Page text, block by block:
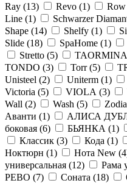
Ray (13) Revo (1)
Line (1) Schwarzer
Shape (14) Shelfy (1)
Slide (18) SpaHome (1)
Stretto (5)
TONDO (3) Torr (5)
Unisteel (2) Uniterm (1)
Victoria (5) VIOLA (3)
Wall (2) Wash (5)
Аванти (1) АЛИСА
боковая (6) БЬЯНКА (1)
Классик (3) Кода (1)
Ноктюрн (1) Нота New (4
универсальная (12) Рама
РЕВО (7) Соната (18)